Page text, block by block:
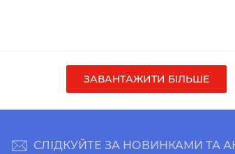
ЗАВАНТАЖИТИ БІЛЬШЕ
СЛІДКУЙТЕ ЗА НОВИНКАМИ ТА